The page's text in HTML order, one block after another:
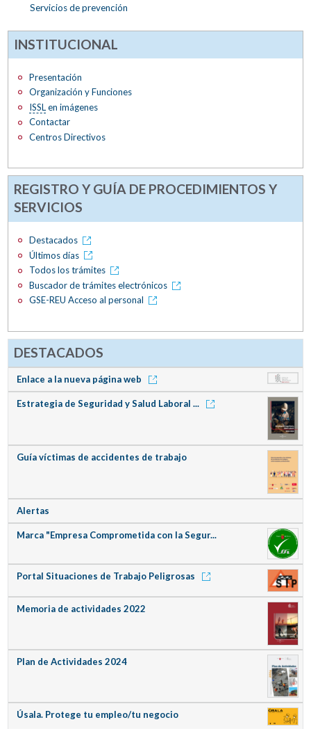
Servicios de prevención
INSTITUCIONAL
Presentación
Organización y Funciones
ISSLen imágenes
Contactar
Centros Directivos
REGISTRO Y GUÍA DE PROCEDIMIENTOS Y
SERVICIOS
Destacados
Últimos días
Todos los trámites
Buscador de trámites electrónicos
GSE-REU Acceso al personal
DESTACADOS
Enlace a la nueva página web
Estrategia de Seguridad y Salud Laboral ...
Guía víctimas de accidentes de trabajo
Alertas
Marca "Empresa Comprometida con la Segur...
Portal Situaciones de Trabajo Peligrosas
Memoria de actividades 2022
Plan de Actividades 2024
Úsala. Protege tu empleo/tu negocio